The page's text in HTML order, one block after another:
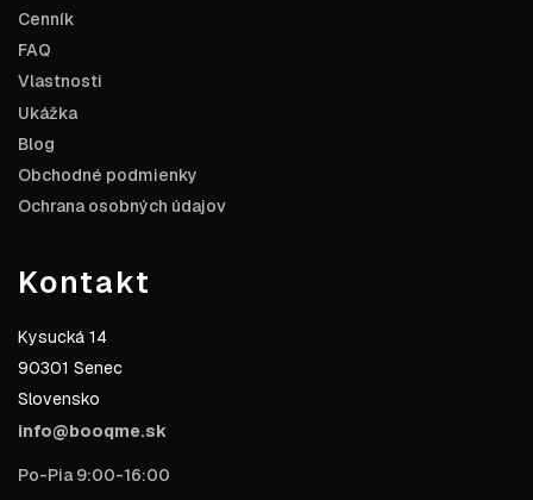
Cenník
FAQ
Vlastnosti
Ukážka
Blog
Obchodné podmienky
Ochrana osobných údajov
Kontakt
Kysucká 14
90301 Senec
Slovensko
info@booqme.sk
Po-Pia 9:00-16:00